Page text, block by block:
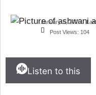
January 5, 2026
Post Views: 104
Listen to this